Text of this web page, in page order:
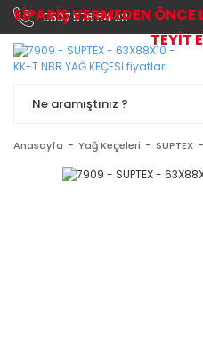
0507 576 64 03
Anasayfa Yağ Keçeleri SUPTEX
SİPARİŞ VERMEDEN
TEYİT